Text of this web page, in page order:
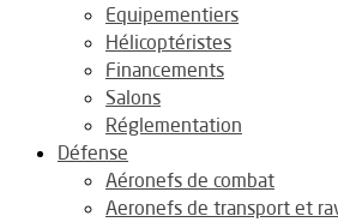
Equipementiers
Hélicoptéristes
Financements
Salons
Réglementation
Défense
Aéronefs de combat
Aeronefs de transport et